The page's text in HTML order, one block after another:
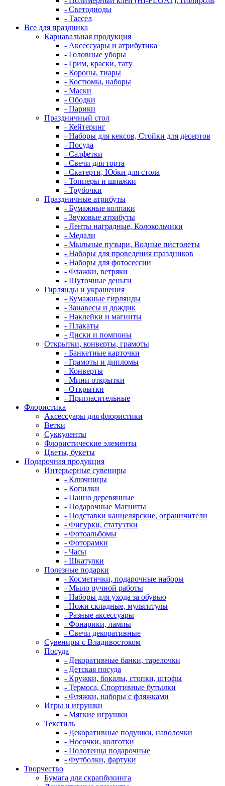
- Светодиоды
- Тассел
Все для праздника
Карнавальная продукция
- Аксессуары и атрибутика
- Головные уборы
- Грим, краски, тату
- Короны, тиары
- Костюмы, наборы
- Маски
- Ободки
- Парики
Праздничный стол
- Кейтеринг
- Наборы для кексов, Стойки для десертов
- Посуда
- Салфетки
- Свечи для торта
- Скатерти, Юбки для стола
- Топперы и шпажки
- Трубочки
Праздничные атрибуты
- Бумажные колпаки
- Звуковые атрибуты
- Ленты наградные, Колокольчики
- Медали
- Мыльные пузыри, Водные пистолеты
- Наборы для проведения праздников
- Наборы для фотосессии
- Флажки, ветряки
- Шуточные деньги
Гирлянды и украшения
- Бумажные гирлянды
- Занавесы и дождик
- Наклейки и магниты
- Плакаты
- Диски и помпоны
Открытки, конверты, грамоты
- Банкетные карточки
- Грамоты и дипломы
- Конверты
- Мини открытки
- Открытки
- Пригласительные
Флористика
Аксессуары для флористики
Ветки
Суккуленты
Флористические элементы
Цветы, букеты
Подарочная продукция
Интерьерные сувениры
- Ключницы
- Копилки
- Панно деревянные
- Подарочные Магниты
- Подставки канцелярские, ограничители
- Фигурки, статуэтки
- Фотоальбомы
- Фоторамки
- Часы
- Шкатулки
Полезные подарки
- Косметички, подарочные наборы
- Мыло ручной работы
- Наборы для ухода за обувью
- Ножи складные, мультитулы
- Разные аксессуары
- Фонарики, лампы
- Свечи декоративные
Сувениры с Владивостоком
Посуда
- Декоративные банки, тарелочки
- Детская посуда
- Кружки, бокалы, стопки, штофы
- Термоса, Спортивные бутылки
- Фляжки, наборы с фляжками
Игры и игрушки
- Мягкие игрушки
Текстиль
- Декоративные подушки, наволочки
- Носочки, колготки
- Полотенца подарочные
- Футболки, фартуки
Творчество
Бумага для скрапбукинга